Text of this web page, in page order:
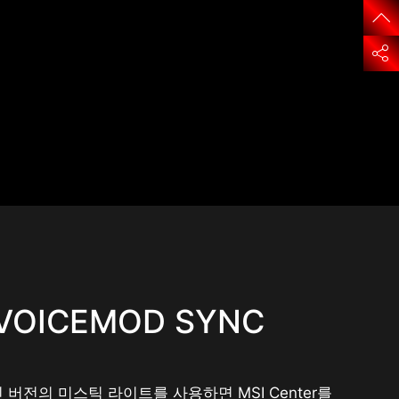
SYNC
버전의 미스틱 라이트를 사용하면 MSI Center를